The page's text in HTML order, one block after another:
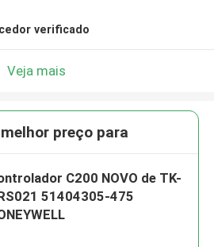
verificado
Veja mais
preço para
C200 NOVO de TK-
51404305-475